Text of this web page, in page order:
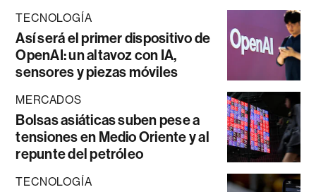
TECNOLOGÍA
Así será el primer dispositivo de
OpenAI: un altavoz con IA,
sensores y piezas móviles
MERCADOS
Bolsas asiáticas suben pese a
tensiones en Medio Oriente y al
repunte del petróleo
TECNOLOGÍA